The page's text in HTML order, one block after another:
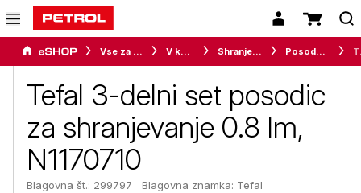
Vse za dom V kuhinji Shranjevanje in organiziranje živil Posode za shranjevanje živil
Tefal 3-delni set posodic
za shranjevanje 0.8 lm,
N1170710
Blagovna št.: 299797 Blagovna znamka: Tefal